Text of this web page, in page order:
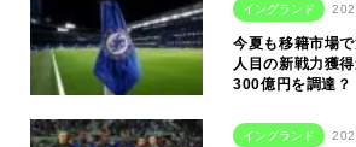
イングランド
今夏も移籍市場
人目の新戦力獲
300億円を調達？
イングランド